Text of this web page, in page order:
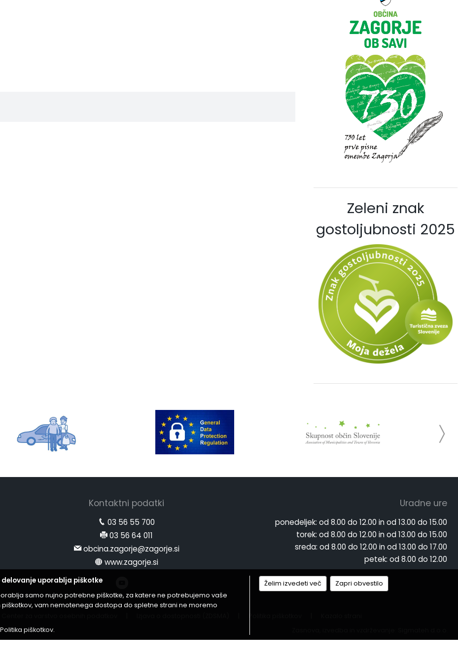
Zeleni znak
gostoljubnosti 2025
Kontaktni podatki
03 56 55 700
03 56 64 011
obcina.zagorje@zagorje.si
www.zagorje.si
Uradne ure
ponedeljek: od 8.00 do 12.00 in od 13.00 do 15.00
torek: od 8.00 do 12.00 in od 13.00 do 15.00
sreda: od 8.00 do 12.00 in od 13.00 do 17.00
petek: od 8.00 do 12.00
uporablja piškotke
samo nujno potrebne piškotke, za katere ne potrebujemo vaše
piškotkov, vam nemotenega dostopa do spletne strani ne moremo
Politika piškotkov.
Želim izvedeti več Zapri obvestilo